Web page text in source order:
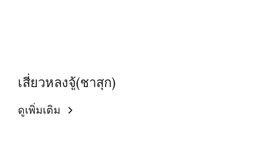
เสี่ยวหลงจู้(ชาสุก)
ดูเพิ่มเติม